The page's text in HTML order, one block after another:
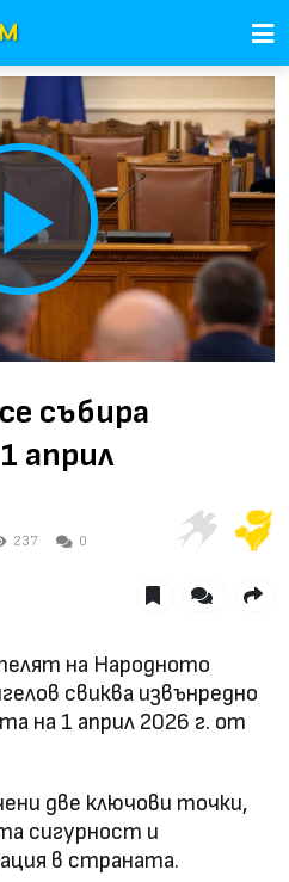
събира
април
237 0
на Народното
свиква извънредно
на 1 април 2026 г. от
две ключови точки,
сигурност и
в страната.